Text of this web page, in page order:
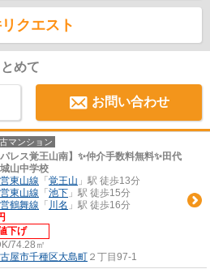
クエスト
めて
お問い合わせ
マンション
パレス覚王山南】✨️仲介手数料無料✨️田代
山中学校
東山線 「 覚王山 」駅 徒歩13分
東山線 「 池下 」駅 徒歩15分
鶴舞線 「 川名 」駅 徒歩16分
下げ
74.28㎡
屋市千種区大島町 ２丁目97-1